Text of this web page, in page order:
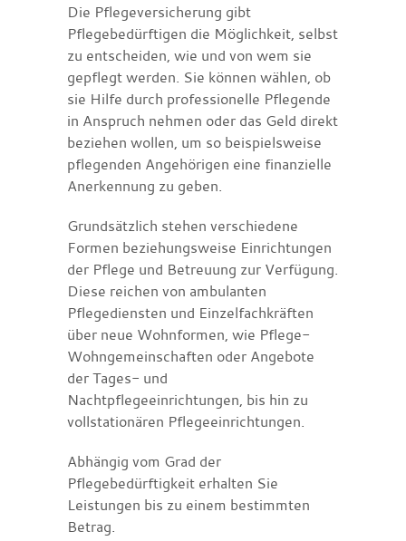
Die Pflegeversicherung gibt
Pflegebedürftigen die Möglichkeit, selbst
zu entscheiden, wie und von wem sie
gepflegt werden. Sie können wählen, ob
sie Hilfe durch professionelle Pflegende
in Anspruch nehmen oder das Geld direkt
beziehen wollen, um so beispielsweise
pflegenden Angehörigen eine finanzielle
Anerkennung zu geben.
Grundsätzlich stehen verschiedene
Formen beziehungsweise Einrichtungen
der Pflege und Betreuung zur Verfügung.
Diese reichen von ambulanten
Pflegediensten und Einzelfachkräften
über neue Wohnformen, wie Pflege-
Wohngemeinschaften oder Angebote
der Tages- und
Nachtpflegeeinrichtungen, bis hin zu
vollstationären Pflegeeinrichtungen.
Abhängig vom Grad der
Pflegebedürftigkeit erhalten Sie
Leistungen bis zu einem bestimmten
Betrag.